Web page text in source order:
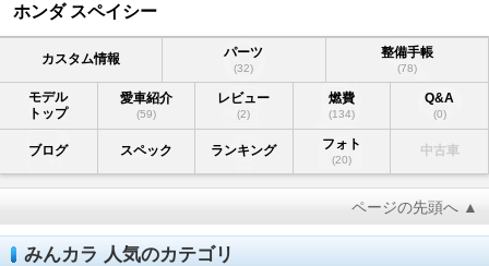
ホンダ スペイシー
カスタム情報 パーツ
(32)
整備手帳
(78)
モデル
トップ
愛車紹介
(59)
レビュー
(2)
燃費
(134)
Q&A
(0)
ブログ スペック ランキング フォト
(20)
中古車
ページの先頭へ ▲
みんカラ 人気のカテゴリ